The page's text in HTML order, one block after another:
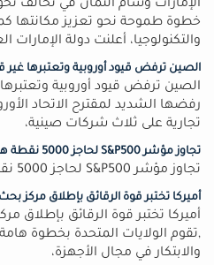
الإمارات وسام ألتمان في تحالف
خطوة طموحة نحو تعزيز مكانتها
والتكنولوجيا، أعلنت دولة الإمارات
الصين ترفض قيود أوروبية وتعتبرها غير
الصين ترفض قيود أوروبية
رفضها الشديد لمقترح الاتحاد
تجارية على ثلاث شركات صينية،
تجاوز مؤشر S&P500 لحاجز 5000 نقطة هل يستمر الارتفاع؟
تجاوز مؤشر S&P500 لحاجز 5000 نقطة هل يستمر الارتفاع؟
أميركا تختبر قوة الرقائق بإطلاق مركز بحث بقيمة 5
,تقوم الولايات المتحدة بخطوة
والابتكار في مجال الأجهزة،